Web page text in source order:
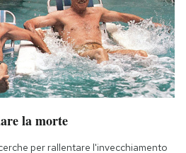
la morte
per rallentare l'invecchiamento